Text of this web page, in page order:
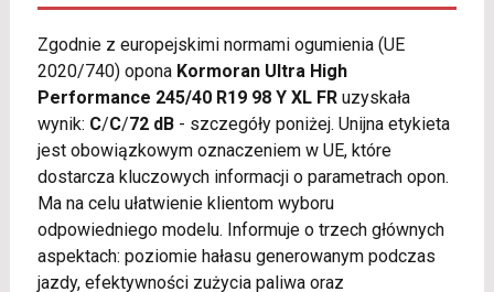
Zgodnie z europejskimi normami ogumienia (UE
2020/740) opona Kormoran Ultra High
Performance 245/40 R19 98 Y XL FRuzyskała
wynik: C/C/72 dB- szczegóły poniżej. Unijna etykieta
jest obowiązkowym oznaczeniem w UE, które
dostarcza kluczowych informacji o parametrach opon.
Ma na celu ułatwienie klientom wyboru
odpowiedniego modelu. Informuje o trzech głównych
aspektach: poziomie hałasu generowanym podczas
jazdy, efektywności zużycia paliwa oraz